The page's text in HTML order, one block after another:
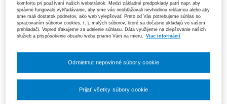
Lexikón cestovného ruchu
25,60 €
Informačné technológie v
cestovnom ruchu
komfortu pri používaní našich webstránok. Medzi základné predpoklady patrí napr. aby
správne fungovalo vyhľadávanie, aby sme vás neobťažovali nevhodnou reklamou alebo aby
sme mali dostatok podnetov, ako web vylepšovať. Preto od Vás potrebujeme súhlas so
spracovaním súborov cookies, t. j. malých súborov, ktoré sa dočasne ukladajú vo vašom
prehliadači. Vopred ďakujeme za udelenie súhlasu. Dáta využijeme na zlepšovanie našich
služieb a prispôsobenie obsahu webu priamo Vám na mieru.
Viac informácií
Odmietnut nepovinné súbory cookie
Prijať všetky súbory cookie